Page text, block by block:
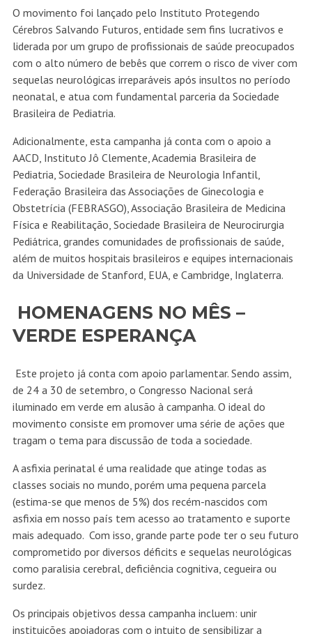
Pediatria, Sociedade Brasileira de Neurologia Infantil,
Federação Brasileira das Associações de Ginecologia e
Obstetrícia (FEBRASGO), Associação Brasileira de Medicina
Física e Reabilitação, Sociedade Brasileira de Neurocirurgia
Pediátrica, grandes comunidades de profissionais de saúde,
além de muitos hospitais brasileiros e equipes internacionais
da Universidade de Stanford, EUA, e Cambridge, Inglaterra.
HOMENAGENS NO MÊS –
VERDE ESPERANÇA
Este projeto já conta com apoio parlamentar. Sendo assim,
de 24 a 30 de setembro, o Congresso Nacional será
iluminado em verde em alusão à campanha. O ideal do
movimento consiste em promover uma série de ações que
tragam o tema para discussão de toda a sociedade.
A asfixia perinatal é uma realidade que atinge todas as
classes sociais no mundo, porém uma pequena parcela
(estima-se que menos de 5%) dos recém-nascidos com
mais adequado. Com isso, grande parte pode ter o seu futuro
comprometido por diversos déficits e sequelas neurológicas
como paralisia cerebral, deficiência cognitiva, cegueira ou
surdez.
Os principais objetivos dessa campanha incluem: unir
instituições apoiadoras com o intuito de sensibilizar a
sociedade de que Asfixia Perinatal é um grave problema de
saúde pública; chamar a atenção dos setores público e
privado para a necessidade de reduzir o impacto dessa
doença em nosso país; e ao reduzir as chances de sequelas
em bebês, mudar histórias de vida de milhares de crianças e
de suas famílias.
O tratamento adequado a esta população também permite
a redução de impactos econômicos incluindo custos diretos
com cuidados em saúde como necessidade de exames